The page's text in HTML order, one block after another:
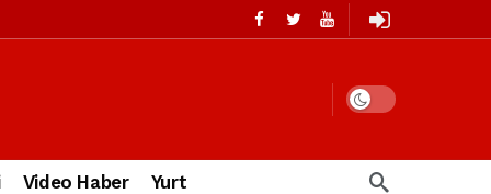
Video Haber Yurt